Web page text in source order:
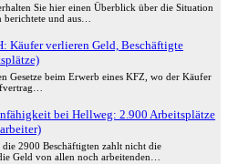
Sie hier einen Überblick über die Situation
und aus…
Käufer verlieren Geld, Beschäftigte
Gesetze beim Erwerb eines KFZ, wo der Käufer
bei Hellweg: 2.900 Arbeitsplätze
2900 Beschäftigten zahlt nicht die
Geld von allen noch arbeitenden…